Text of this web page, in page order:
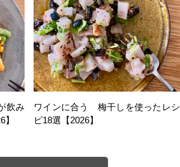
飲み
ワインに合う 梅干しを使ったレシ
ピ18選【2026】